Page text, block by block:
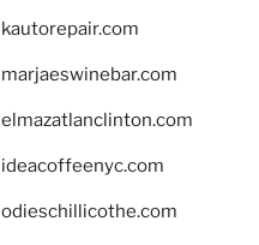
kautorepair.com
marjaeswinebar.com
elmazatlanclinton.com
ideacoffeenyc.com
odieschillicothe.com